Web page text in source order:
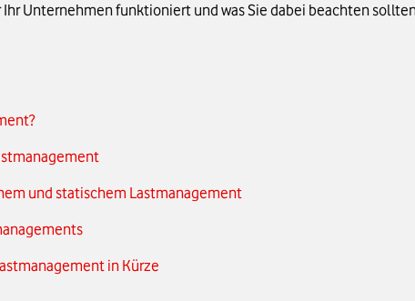
Unternehmen funktioniert und was Sie dabei beachten
und statischem Lastmanagement
in Kürze